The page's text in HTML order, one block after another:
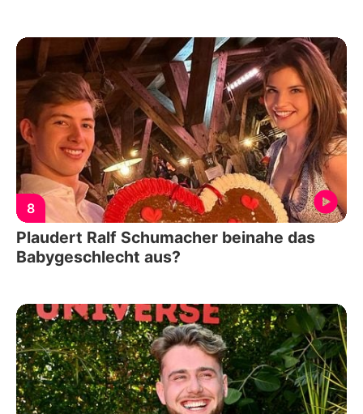
8
Plaudert Ralf Schumacher beinahe das
Babygeschlecht aus?